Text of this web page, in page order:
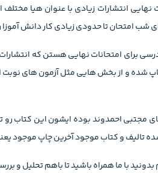
انتشارات زیادی با عنوان هیا
امتحان تا حدودی زیادی کار دانش آموزا
برای امتحانات نهایی هستن که
شده و از بخش هایی مثل آزمون های
و کتاب موجود آخرین چاپ موجود یعنی چاپ
با ما همراه باشید تا باهم تحلیل و